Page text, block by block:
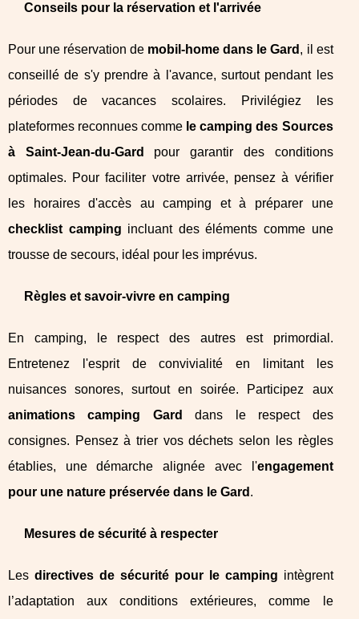
Conseils pour la réservation et l'arrivée
Pour une réservation de mobil-home dans le Gard , il est
conseillé de s'y prendre à l'avance, surtout pendant les
périodes de vacances scolaires. Privilégiez les
plateformes reconnues comme le camping des Sources
à Saint-Jean-du-Gard
pour garantir des conditions
optimales. Pour faciliter votre arrivée, pensez à vérifier
les horaires d'accès au camping et à préparer une
checklist camping incluant des éléments comme une
trousse de secours, idéal pour les imprévus.
Règles et savoir-vivre en camping
En camping, le respect des autres est primordial.
Entretenez l'esprit de convivialité en limitant les
nuisances sonores, surtout en soirée. Participez aux
animations camping Gard
dans le respect des
consignes. Pensez à trier vos déchets selon les règles
établies, une démarche alignée avec l'engagement
pour une nature préservée dans le Gard .
Mesures de sécurité à respecter
Les directives de sécurité pour le camping intègrent
l’adaptation aux conditions extérieures, comme le